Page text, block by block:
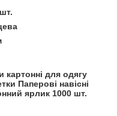
картонні для одягу
Паперові навісні
ярлик 1000 шт.